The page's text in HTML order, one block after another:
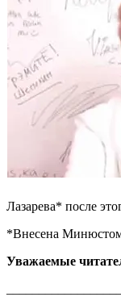
Лазарева* после
*Внесена
Уважаемые